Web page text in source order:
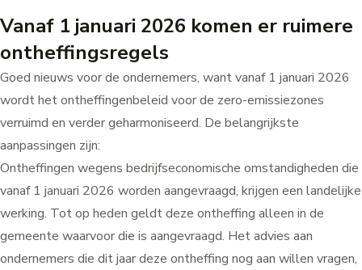
Vanaf 1 januari 2026 komen er ruimere
ontheffingsregels
Goed nieuws voor de ondernemers, want vanaf 1 januari 2026
wordt het ontheffingenbeleid voor de zero-emissiezones
verruimd en verder geharmoniseerd. De belangrijkste
aanpassingen zijn:
Ontheffingen wegens bedrijfseconomische omstandigheden die
vanaf 1 januari 2026 worden aangevraagd, krijgen een landelijke
werking. Tot op heden geldt deze ontheffing alleen in de
gemeente waarvoor die is aangevraagd. Het advies aan
ondernemers die dit jaar deze ontheffing nog aan willen vragen,